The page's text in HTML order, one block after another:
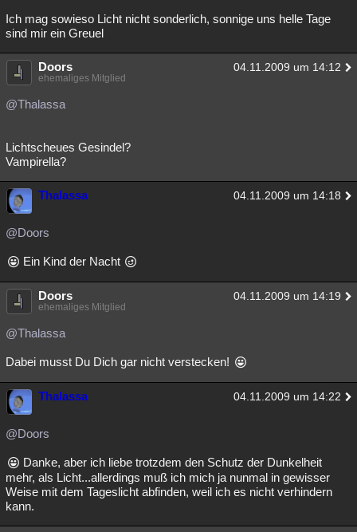
Ich mag sowieso Licht nicht sonderlich, sonnige uns helle Tage
sind mir ein Greuel
Doors 04.11.2009 um 14:12
ehemaliges Mitglied
@Thalassa
Lichtscheues Gesindel?
Vampirella?
Thalassa 04.11.2009 um 14:18
@Doors
Ein Kind der Nacht
Doors 04.11.2009 um 14:19
ehemaliges Mitglied
@Thalassa
Dabei musst Du Dich gar nicht verstecken!
Thalassa 04.11.2009 um 14:22
@Doors
Danke, aber ich liebe trotzdem den Schutz der Dunkelheit
mehr, als Licht...allerdings muß ich mich ja nunmal in gewisser
Weise mit dem Tageslicht abfinden, weil ich es nicht verhindern
kann.